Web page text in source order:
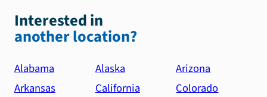
Interested in
another location?
Alabama Alaska
Arizona
Arkansas
California
Colorado